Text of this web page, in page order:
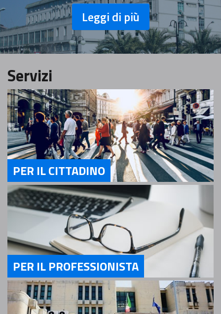
Leggi di più
Servizi
Servizi Per il cittadino
PER IL CITTADINO
Servizi Per il Professionista
PER IL PROFESSIONISTA